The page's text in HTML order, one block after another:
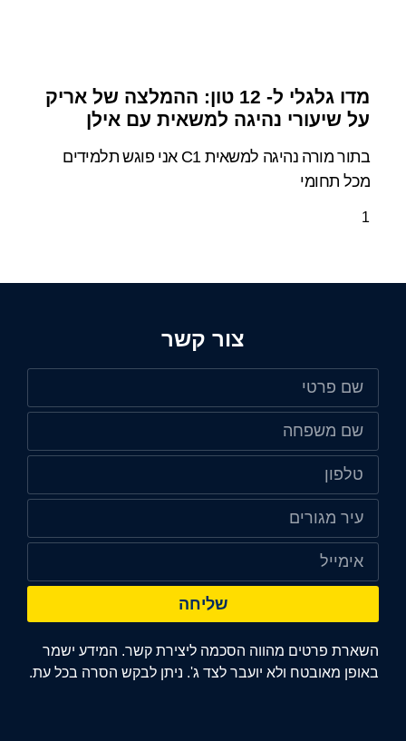
מדו גלגלי ל- 12 טון: ההמלצה של אריק
על שיעורי נהיגה למשאית עם אילן
בתור מורה נהיגה למשאית C1 אני פוגש תלמידים
מכל תחומי
צור קשר
שליחה
השארת פרטים מהווה הסכמה ליצירת קשר. המידע ישמר
באופן מאובטח ולא יועבר לצד ג'. ניתן לבקש הסרה בכל עת.